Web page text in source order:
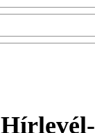
Hírlevél-